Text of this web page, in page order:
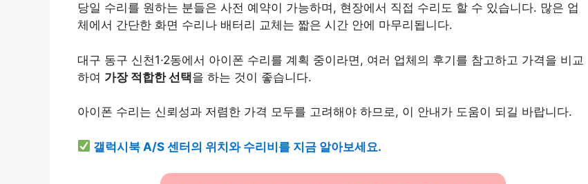
당일 수리를 원하는 분들은 사전 예약이 가능하며, 현장에서 직접 수리도 할 수 있습니다. 많은 업
체에서 간단한 화면 수리나 배터리 교체는 짧은 시간 안에 마무리됩니다.
대구 동구 신천1·2동에서 아이폰 수리를 계획 중이라면, 여러 업체의 후기를 참고하고 가격을 비교
하여 가장 적합한 선택을 하는 것이 좋습니다.
아이폰 수리는 신뢰성과 저렴한 가격 모두를 고려해야 하므로, 이 안내가 도움이 되길 바랍니다.
갤럭시북 A/S 센터의 위치와 수리비를 지금 알아보세요.